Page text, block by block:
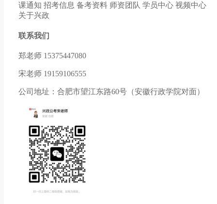
课通知 招考信息 备考资料 师资团队 学员中心 视频中心
关于兴政
联系我们
郑老师 15375447080
宋老师 19159106555
公司地址：合肥市望江东路60号（安徽行政学院对面）